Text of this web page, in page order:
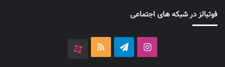
فوتبالز در شبکه های اجتماعی
اینستاگرامتلگرام خوراک